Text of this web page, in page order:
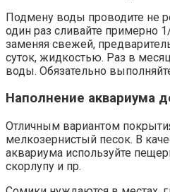
Подмену воды проводите не
один раз сливайте примерно
заменяя свежей,
суток, жидкостью. Раз в
воды. Обязательно
Наполнение аквариума
Отличным вариантом
мелкозернистый песок. В
аквариума используйте
скорлупу и пр.